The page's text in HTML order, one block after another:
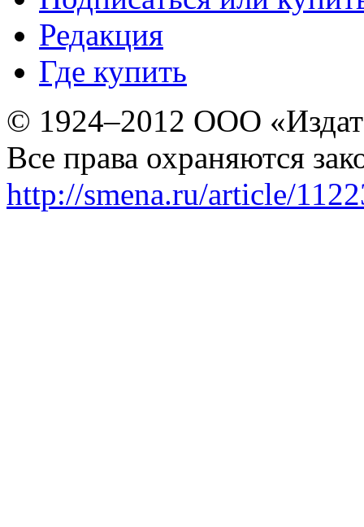
Редакция
Где купить
© 1924–2012 ООО
Все права охраняются
http://smena.ru/article/